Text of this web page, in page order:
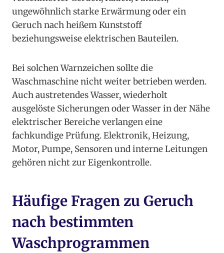
ungewöhnlich starke Erwärmung oder ein
Geruch nach heißem Kunststoff
beziehungsweise elektrischen Bauteilen.
Bei solchen Warnzeichen sollte die
Waschmaschine nicht weiter betrieben werden.
Auch austretendes Wasser, wiederholt
ausgelöste Sicherungen oder Wasser in der Nähe
elektrischer Bereiche verlangen eine
fachkundige Prüfung. Elektronik, Heizung,
Motor, Pumpe, Sensoren und interne Leitungen
gehören nicht zur Eigenkontrolle.
Häufige Fragen zu Geruch
nach bestimmten
Waschprogrammen